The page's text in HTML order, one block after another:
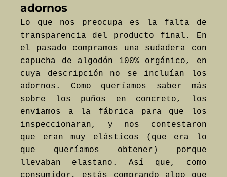
adornos
Lo que nos preocupa es la falta de
transparencia del producto final. En
el pasado compramos una sudadera con
capucha de algodón 100% orgánico, en
cuya descripción no se incluían los
adornos. Como queríamos saber más
sobre los puños en concreto, los
enviamos a la fábrica para que los
inspeccionaran, y nos contestaron
que eran muy elásticos (que era lo
que queríamos obtener) porque
llevaban elastano. Así que, como